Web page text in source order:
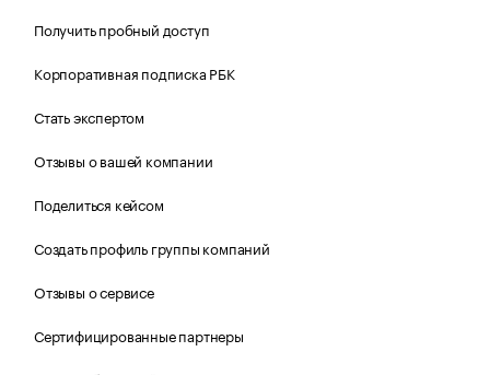
Получить пробный доступ
Корпоративная подписка РБК
Стать экспертом
Отзывы о вашей компании
Поделиться кейсом
Создать профиль группы компаний
Отзывы о сервисе
Сертифицированные партнеры